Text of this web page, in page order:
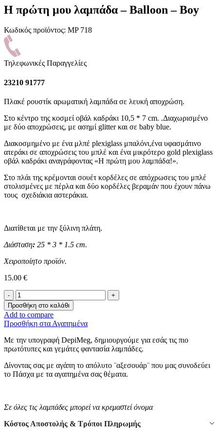
Η πρώτη μου λαμπάδα – Balloon – Boy
Κωδικός προϊόντος: MP 718
Τηλεφωνικές Παραγγελίες
23210 91777
Πλακέ ρουστίκ αρωματική λαμπάδα σε λευκή αποχρώση.
Στο κέντρο της κοσμεί οβάλ καδράκι 10,5 * 7 cm. .Διαχωρισμένο
με δύο αποχρώσεις, με ασημί glitter και σε baby blue.
Διακοσμημένο με ένα μλπέ plexiglass μπαλόνι,ένα υφασμάτινο
ατεράκι σε αποχρώσεις του μπλέ και ένα μικρότερο gold plexiglass
οβάλ καδράκι αναγράφοντας «Η πρώτη μου λαμπάδα!».
Στο πλάι της κρέμονται σουέτ κορδέλες σε απόχρωσεις του μπλέ
στολισμένες με πέρλα και δύο κορδέλες βεραμάν που έχουν πάνω
τους σχεδιάκια αστεράκια.
Διατίθεται με την ξύλινη πλάτη.
Διάσταση: 25 * 3 * 1.5 cm.
Χειροποίητο προϊόν.
15.00 €
Η
πρώτη
μου
λαμπάδα
-
Balloon
-
ποσότητα
Προσθήκη στο καλάθι
Add to compare
Προσθήκη στα Αγαπημένα
Με την υπογραφή DepiMeg, δημιουργούμε για εσάς τις πιο
πρωτότυπες και γεμάτες φαντασία λαμπάδες.
Δίνοντας σας με αγάπη το απόλυτο ¨αξεσουάρ¨ που μας συνοδεύει
το Πάσχα με τα αγαπημένα σας θέματα.
Σε όλες τις λαμπάδες μπορεί να κρεμαστεί όνομα
Κόστος Αποστολής & Τρόποι Πληρωμής